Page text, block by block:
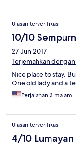
Ulasan terverifikasi
10/10
27 Jun 2017
Terjemahkan
Nice place to stay.
One old lady and a
Perjalanan 3 malam
Ulasan terverifikasi
4/10 Lumayan